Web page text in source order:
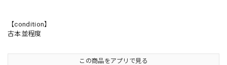
【condition】
古本並程度
この商品をアプリで見る